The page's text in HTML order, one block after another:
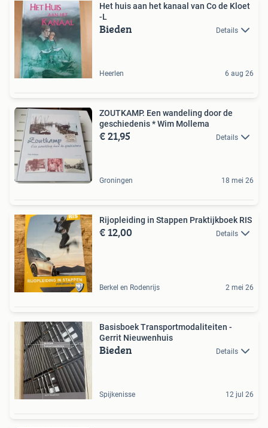
Het huis aan het kanaal van Co de Kloet
-L
Bieden Details
Heerlen 6 aug 26
ZOUTKAMP. Een wandeling door de
geschiedenis * Wim Mollema
€ 21,95 Details
Groningen 18 mei 26
Rijopleiding in Stappen Praktijkboek RIS
€ 12,00 Details
Berkel en Rodenrijs 2 mei 26
Basisboek Transportmodaliteiten -
Gerrit Nieuwenhuis
Bieden Details
Spijkenisse 12 jul 26